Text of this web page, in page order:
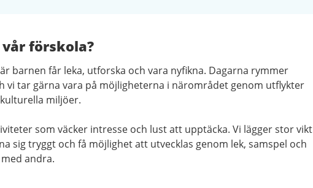
förskola?
barnen får leka, utforska och vara nyfikna. Dagarna rymmer
vi tar gärna vara på möjligheterna i närområdet genom utflykter
miljöer.
som väcker intresse och lust att upptäcka. Vi lägger stor vikt
sig tryggt och få möjlighet att utvecklas genom lek, samspel och
andra.